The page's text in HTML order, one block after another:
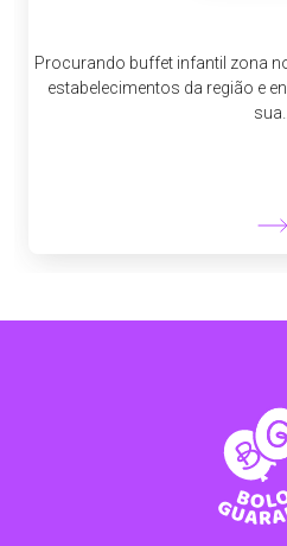
Procurando buffet infantil zona
estabelecimentos da região e
sua…